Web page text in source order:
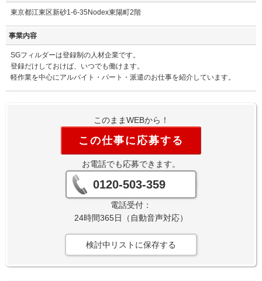
東京都江東区新砂1-6-35Nodex東陽町2階
事業内容
SGフィルダーは登録制の人材企業です。
登録だけしておけば、いつでも働けます。
軽作業を中心にアルバイト・パート・派遣のお仕事を紹介しています。
このままWEBから！
この仕事に応募する
お電話でも応募できます。
0120-503-359
電話受付：
24時間365日（自動音声対応）
検討中リストに保存する